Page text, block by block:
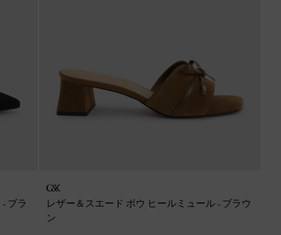
- ブラ
レザー＆スエード ボウ ヒールミュール - ブラウ
ン